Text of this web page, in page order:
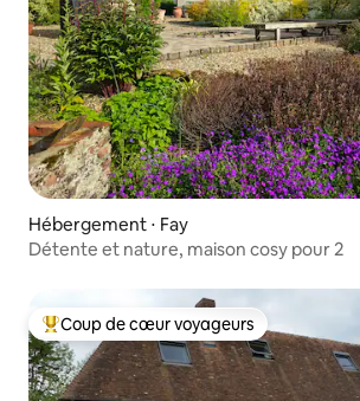
Hébergement ⋅ Fay
Détente et nature, maison cosy pour 2
Coups de cœur voyageurs les plus
Coup de cœur voyageurs